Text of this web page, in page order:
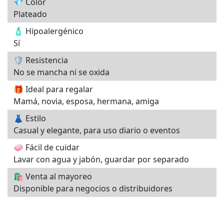
💎 Color
Plateado
🧴 Hipoalergénico
Sí
🛡️ Resistencia
No se mancha ni se oxida
🎁 Ideal para regalar
Mamá, novia, esposa, hermana, amiga
👗 Estilo
Casual y elegante, para uso diario o eventos
🧼 Fácil de cuidar
Lavar con agua y jabón, guardar por separado
🛍️ Venta al mayoreo
Disponible para negocios o distribuidores